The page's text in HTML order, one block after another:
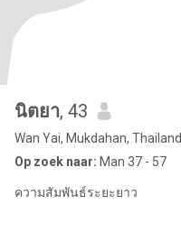
นิตยา, 43
Wan Yai, Mukdahan, Thailand
Op zoek naar: Man 37 - 57
ความสัมพันธ์ระยะยาว